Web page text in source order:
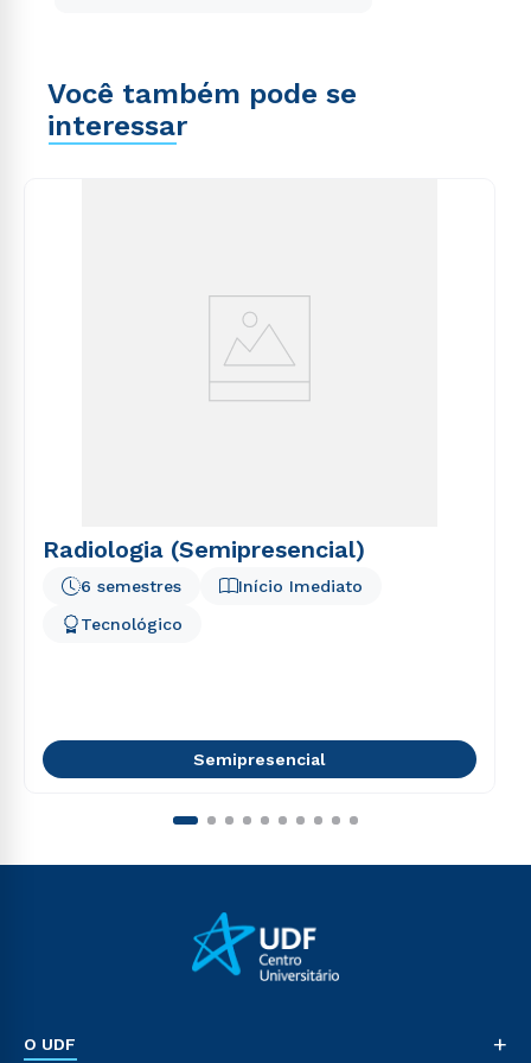
Você também pode se
interessar
Radiologia (Semipresencial)
Início Imediato
6 semestres
Tecnológico
Semipresencial
O UDF +